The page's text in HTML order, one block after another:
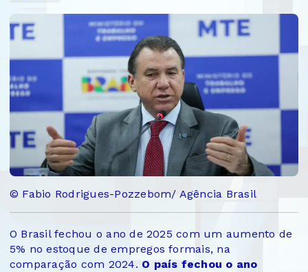
© Fabio Rodrigues-Pozzebom/ Agência Brasil
O Brasil fechou o ano de 2025 com um aumento de
5% no estoque de empregos formais, na
comparação com 2024. O país fechou o ano